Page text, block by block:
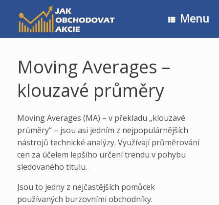
content
Menu
Moving Averages –
klouzavé průměry
Moving Averages (MA) – v překladu „klouzavé
průměry“ – jsou asi jedním z nejpopulárnějších
nástrojů technické analýzy. Využívají průměrování
cen za účelem lepšího určení trendu v pohybu
sledovaného titulu.
Jsou to jedny z nejčastějších pomůcek
používaných burzovními obchodníky.